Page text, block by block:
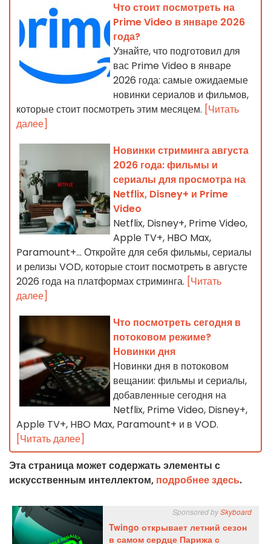
Что стоит посмотреть на
Prime Video в январе 2026
года?
Узнайте, что подготовил для
вас Prime Video в январе
2026 года: самые ожидаемые
новинки сериалов и фильмов,
которые стоит посмотреть этим месяцем. [Читать
далее]
Новинки стриминга августа
2026 года: фильмы и
сериалы для просмотра на
Netflix, Disney+ и Prime
Video
Netflix, Disney+, Prime Video,
Apple TV+, HBO Max,
Paramount+… Откройте для себя фильмы, сериалы
и релизы VOD, которые стоит посмотреть в августе
2026 года на платформах стриминга. [Читать
далее]
Что посмотреть сегодня в
потоковом режиме?
Новинки дня
Новинки дня в потоковом
вещании: фильмы и сериалы,
добавленные сегодня на
Netflix, Prime Video, Disney+,
Apple TV+, HBO Max, Paramount+ и в VOD.
[Читать далее]
Эта страница может содержать элементы с
искусственным интеллектом, подробнее здесь.